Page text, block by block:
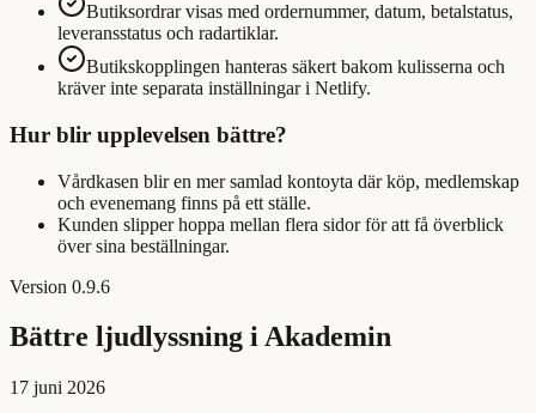
Butiksordrar visas med ordernummer, datum, betalstatus,
leveransstatus och radartiklar.
Butikskopplingen hanteras säkert bakom kulisserna och
kräver inte separata inställningar i Netlify.
Hur blir upplevelsen bättre?
Vårdkasen blir en mer samlad kontoyta där köp, medlemskap
och evenemang finns på ett ställe.
Kunden slipper hoppa mellan flera sidor för att få överblick
över sina beställningar.
Version 0.9.6
Bättre ljudlyssning i Akademin
17 juni 2026